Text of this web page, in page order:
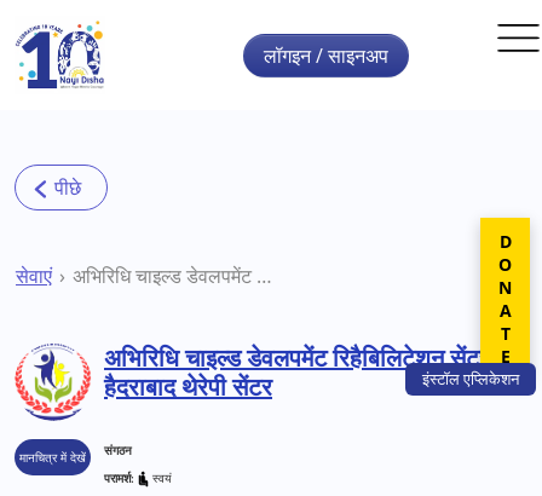
Skip to main content
इंस्टॉलएप्लिकेशन
लॉगइन / साइनअप
सेवाएं अभिरिधि चाइल्ड डेवलपमेंट रिहैबिलिटेशन सेंटर हैदराबाद थेरेपी सेंटर
मानचित्र में देखें
अभिरिधि चाइल्ड डेवलपमेंट रिहैबिलिटेशन सेंटर
हैदराबाद थेरेपी सेंटर
संगठन
परामर्श:
स्वयं
DONATE